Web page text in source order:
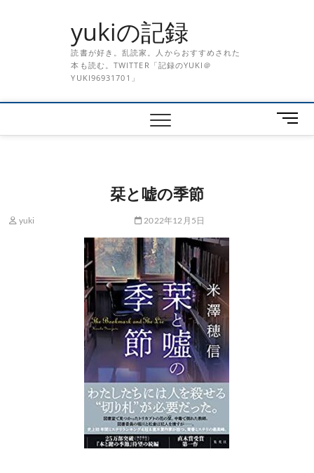
yukiの記録
読書が好き。乱読家。人からおすすめされた
本も読む。TWITTER「記録のYUKI＠
YUKI96931701」
メ
ニ
栞と嘘の季節
yuki 2022年12月5日